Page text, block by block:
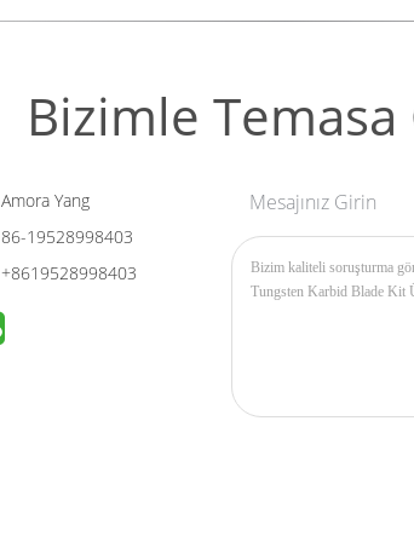
Bizimle Temasa
Amora Yang
86-19528998403
+8619528998403
Mesajınız Girin